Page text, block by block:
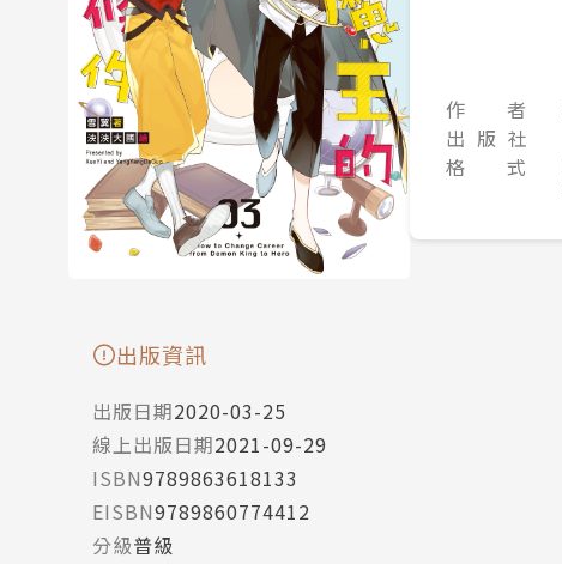
作 者
出 版 社
格 式
出版資訊
出版日期2020-03-25
線上出版日期2021-09-29
ISBN9789863618133
EISBN9789860774412
分級普級